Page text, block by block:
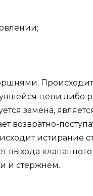
цепи либо
замена,
возвратно-
истирание
выхода
и стержнем.